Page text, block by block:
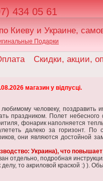
434 05 61
Киеву и Украине,
Подарки
Скидки, акции,
магазин у відпусці.
человеку, поздравить
праздником. Полет
фонарик наполняется
далеко за горизонт.
они являются достойной
Украина), что
отдельно, подробная
то акриловой краской :) ).